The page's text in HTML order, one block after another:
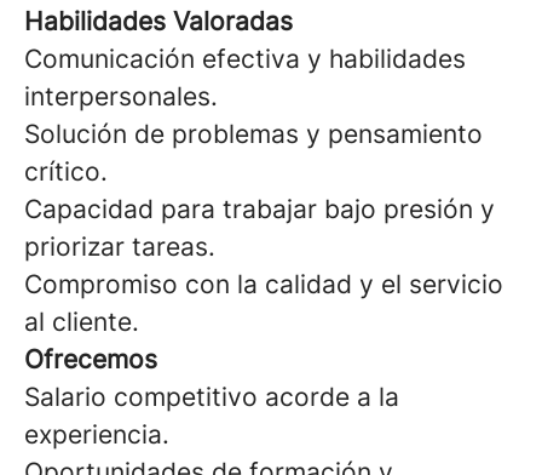
Habilidades Valoradas
Comunicación efectiva y habilidades
interpersonales.
Solución de problemas y pensamiento
crítico.
Capacidad para trabajar bajo presión y
priorizar tareas.
Compromiso con la calidad y el servicio
al cliente.
Ofrecemos
Salario competitivo acorde a la
experiencia.